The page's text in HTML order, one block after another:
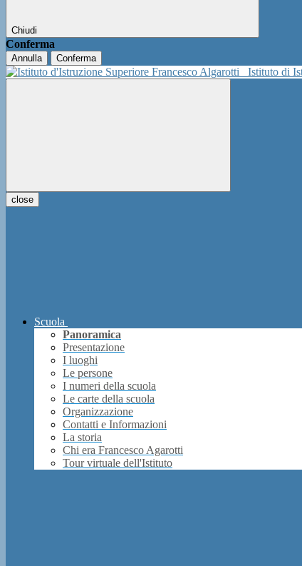
Chiudi
Conferma
Annulla Conferma
Istituto di
close
Scuola
Panoramica
Presentazione
I luoghi
Le persone
I numeri della scuola
Le carte della scuola
Organizzazione
Contatti e Informazioni
La storia
Chi era Francesco Agarotti
Tour virtuale dell'Istituto